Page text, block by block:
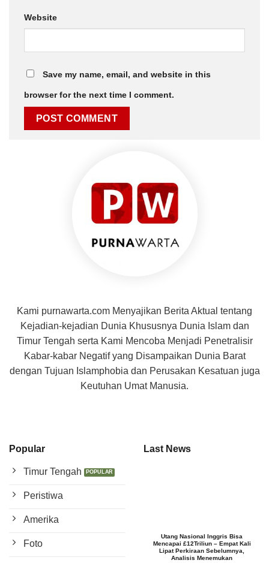
Website
Save my name, email, and website in this
browser for the next time I comment.
Kami purnawarta.com Menyajikan Berita Aktual tentang
Kejadian-kejadian Dunia Khususnya Dunia Islam dan
Timur Tengah serta Kami Mencoba Menjadi Penetralisir
Kabar-kabar Negatif yang Disampaikan Dunia Barat
dengan Tujuan Islamphobia dan Perusakan Kesatuan juga
Keutuhan Umat Manusia.
Popular
Timur Tengah
Peristiwa
Amerika
Foto
Last News
Utang Nasional Inggris Bisa
Mencapai £12Triliun – Empat Kali
Lipat Perkiraan Sebelumnya,
Analisis Menemukan